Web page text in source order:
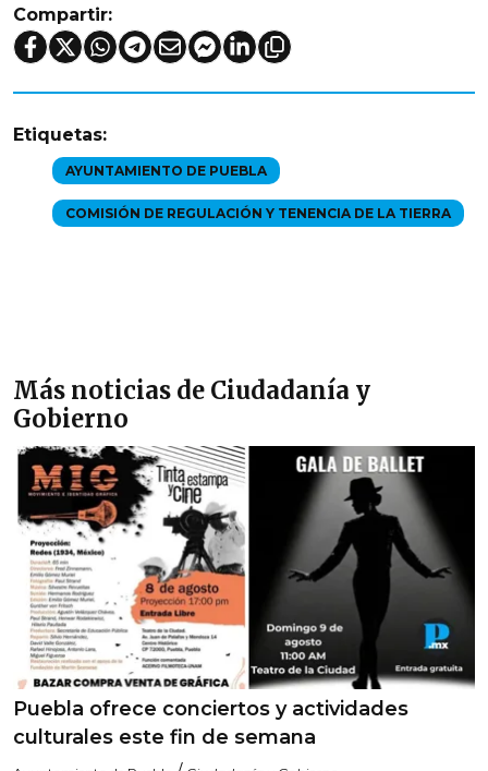
Compartir:
Etiquetas:
AYUNTAMIENTO DE PUEBLA
COMISIÓN DE REGULACIÓN Y TENENCIA DE LA TIERRA
Más noticias de Ciudadanía y
Gobierno
Puebla ofrece conciertos y actividades
culturales este fin de semana